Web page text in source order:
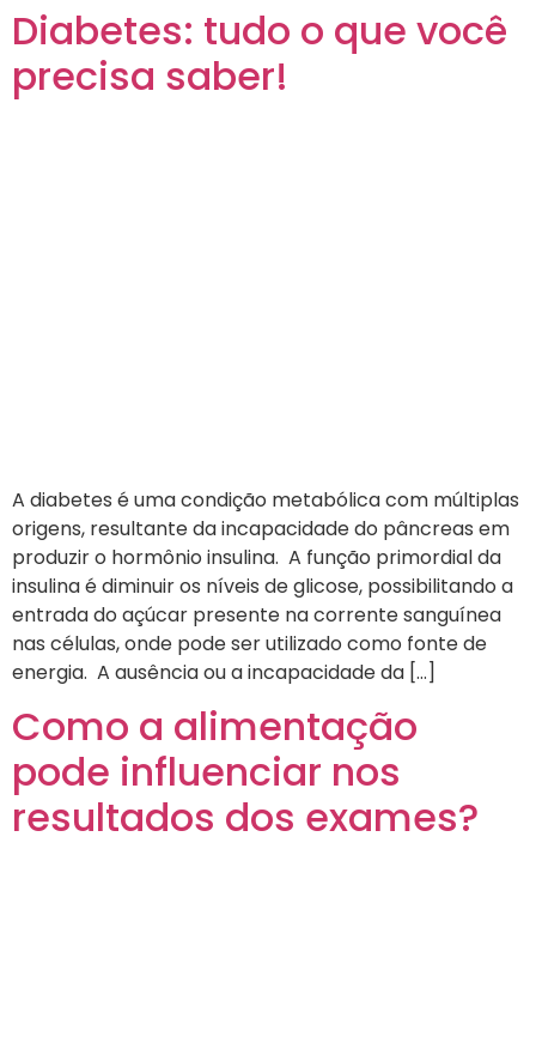
Diabetes: tudo o que você
precisa saber!
A diabetes é uma condição metabólica com múltiplas
origens, resultante da incapacidade do pâncreas em
produzir o hormônio insulina. A função primordial da
insulina é diminuir os níveis de glicose, possibilitando a
entrada do açúcar presente na corrente sanguínea
nas células, onde pode ser utilizado como fonte de
energia. A ausência ou a incapacidade da […]
Como a alimentação
pode influenciar nos
resultados dos exames?